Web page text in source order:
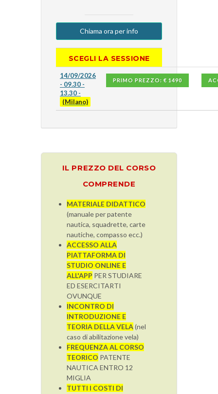
Chiama ora per info
SCEGLI LA SESSIONE
14/09/2026
- 09.30 -
13.30 -
(Milano)
PRIMO PREZZO: € 1490
IL PREZZO DEL CORSO
COMPRENDE
MATERIALE DIDATTICO
(manuale per patente
nautica, squadrette, carte
nautiche, compasso ecc.)
ACCESSO ALLA
PIATTAFORMA DI
STUDIO ONLINE E
ALL'APP PER STUDIARE
ED ESERCITARTI
OVUNQUE
INCONTRO DI
INTRODUZIONE E
TEORIA DELLA VELA(nel
caso di abilitazione vela)
FREQUENZA AL CORSO
TEORICO PATENTE
NAUTICA ENTRO 12
MIGLIA
TUTTI I COSTI DI